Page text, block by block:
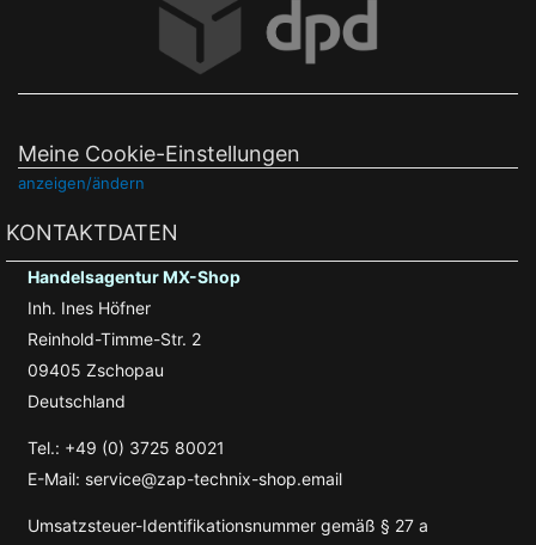
Meine Cookie-Einstellungen
anzeigen/ändern
KONTAKTDATEN
Handelsagentur MX-Shop
Inh. Ines Höfner
Reinhold-Timme-Str. 2
09405 Zschopau
Deutschland
Tel.: +49 (0) 3725 80021
E-Mail: service@zap-technix-shop.email
Umsatzsteuer-Identifikationsnummer gemäß § 27 a